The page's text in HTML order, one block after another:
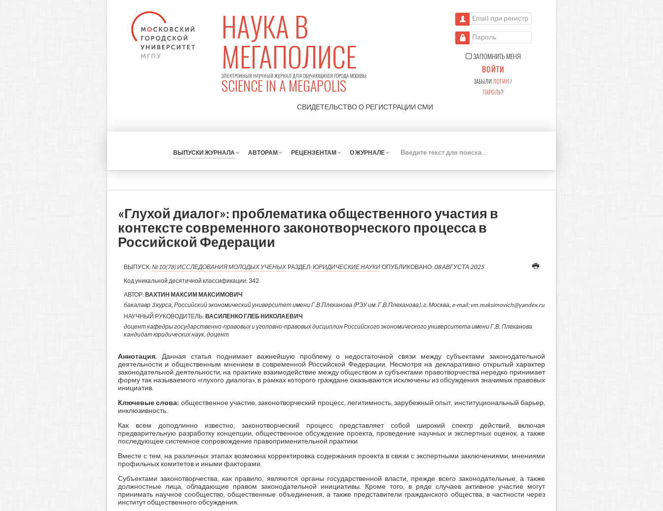
НАУКА В
МЕГАПОЛИСЕ
ЭЛЕКТРОННЫЙ НАУЧНЫЙ ЖУРНАЛ ДЛЯ ОБУЧАЮЩИХСЯ ГОРОДА МОСКВЫ
SCIENCE IN A MEGAPOLIS
СВИДЕТЕЛЬСТВО О РЕГИСТРАЦИИ СМИ
Email при регистрации
Пароль
ЗАПОМНИТЬ МЕНЯ
ВОЙТИ
ЗАБЫЛИ ЛОГИН/
ПАРОЛЬ?
ВЫПУСКИ ЖУРНАЛА АВТОРАМ РЕЦЕНЗЕНТАМ О ЖУРНАЛЕ
К
«Глухой диалог»: проблематика общественного участия в
контексте современного законотворческого процесса в
Российской Федерации
ВЫПУСК:№10(78) ИССЛЕДОВАНИЯ МОЛОДЫХ УЧЕНЫХ РАЗДЕЛ:ЮРИДИЧЕСКИЕ НАУКИ ОПУБЛИКОВАНО: 08 АВГУСТА 2025
Код уникальной десятичной классификации: 342
АВТОР: ВАХТИН МАКСИМ МАКСИМОВИЧ
бакалавр 3 курса, Российский экономический университет имени Г.В.Плеханова (РЭУ им. Г.В.Плеханова), г. Москва, e-mail: vm.maksimovich@yandex.ru
НАУЧНЫЙ РУКОВОДИТЕЛЬ: ВАСИЛЕНКО ГЛЕБ НИКОЛАЕВИЧ
доцент кафедры государственно-правовых и уголовно-правовых дисциплин Российского экономического университета имени Г.В. Плеханова
кандидат юридических наук, доцент
Аннотация.Данная статья поднимает важнейшую проблему о недостаточной связи между субъектами законодательной
деятельности и общественным мнением в современной Российской Федерации. Несмотря на декларативно открытый характер
законодательной деятельности, на практике взаимодействие между обществом и субъектами правотворчества нередко принимает
форму так называемого «глухого диалога», в рамках которого граждане оказываются исключены из обсуждения значимых правовых
инициатив.
Ключевые слова: общественное участие, законотворческий процесс, легитимность, зарубежный опыт, институциональный барьер,
инклюзивность.
Как всем доподлинно известно, законотворческий процесс представляет собой широкий спектр действий, включая
предварительную разработку концепции, общественное обсуждение проекта, проведение научных и экспертных оценок, а также
последующее системное сопровождение правоприменительной практики.
Вместе с тем, на различных этапах возможна корректировка содержания проекта в связи с экспертными заключениями, мнениями
профильных комитетов и иными факторами.
Субъектами законотворчества, как правило, являются органы государственной власти, прежде всего законодательные, а также
должностные лица, обладающие правом законодательной инициативы. Кроме того, в ряде случаев активное участие могут
принимать научное сообщество, общественные объединения, а также представители гражданского общества, в частности через
институт общественного обсуждения.